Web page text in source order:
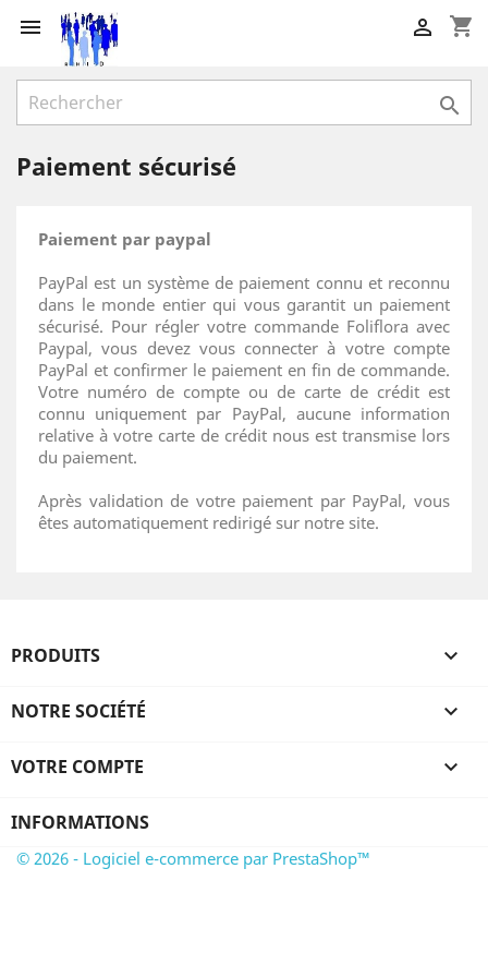
 shopping_cart


Paiement sécurisé
Paiement par paypal
PayPal est un système de paiement connu et reconnu
dans le monde entier qui vous garantit un paiement
sécurisé. Pour régler votre commande Foliflora avec
Paypal, vous devez vous connecter à votre compte
PayPal et confirmer le paiement en fin de commande.
Votre numéro de compte ou de carte de crédit est
connu uniquement par PayPal, aucune information
relative à votre carte de crédit nous est transmise lors
du paiement.
Après validation de votre paiement par PayPal, vous
êtes automatiquement redirigé sur notre site.
PRODUITS 
NOTRE SOCIÉTÉ 
VOTRE COMPTE 
INFORMATIONS
© 2026 - Logiciel e-commerce par PrestaShop™